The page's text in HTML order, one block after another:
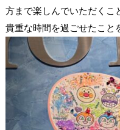
方まで楽しんでいただくこ
貴重な時間を過ごせたこと